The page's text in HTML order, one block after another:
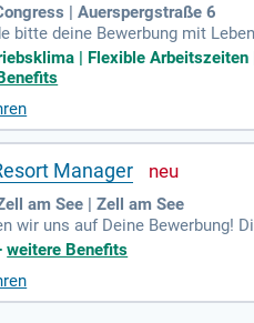
| Auerspergstraße 6
bitte deine Bewerbung mit
| Flexible
Manager
am See | Zell am See
wir uns auf Deine Bewerbung!
Tel. 0664 4871318. e-mail:
weitere Benefits